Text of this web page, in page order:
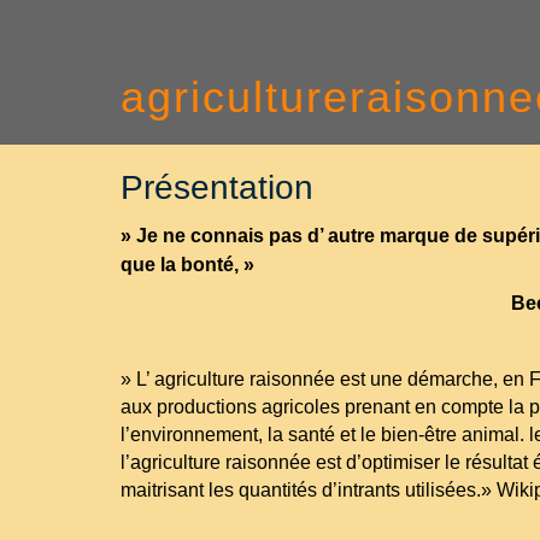
Présentation
» Je ne connais pas d’ autre marque de
que la bonté, »
» L’ agriculture raisonnée est une démarche, en
aux productions agricoles prenant en compte la
l’environnement, la santé et le bien-être animal.
l’agriculture raisonnée est d’optimiser le résultat
maitrisant les quantités d’intrants utilisées.»